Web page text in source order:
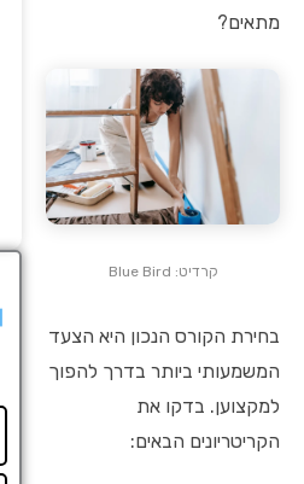
מתאים?
קרדיט: Blue Bird
בחירת הקורס הנכון היא הצעד
המשמעותי ביותר בדרך להפוך
למקצוען. בדקו את
הקריטריונים הבאים: